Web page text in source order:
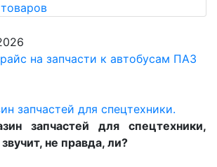
на запчасти к автобусам ПАЗ
запчастей для спецтехники.
запчастей для спецтехники,
не правда, ли?